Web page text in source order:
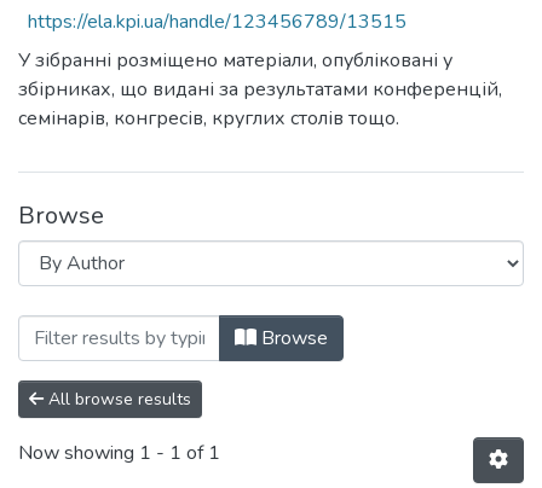
https://ela.kpi.ua/handle/123456789/13515
У зібранні розміщено матеріали, опубліковані у
збірниках, що видані за результатами конференцій,
семінарів, конгресів, круглих столів тощо.
Browse
Browsing Матеріали конференцій,
Browse
All browse results
Now showing 1 - 1 of 1